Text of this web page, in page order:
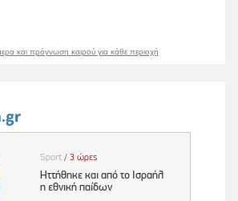
και πρόγνωση καιρού για κάθε περιοχή